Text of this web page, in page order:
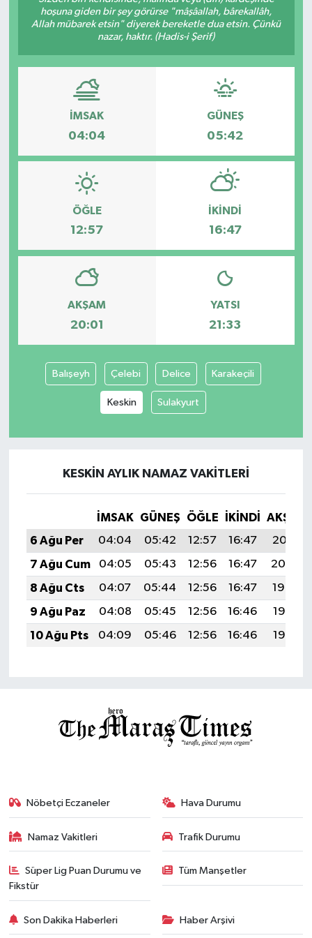
hoşuna giden bir şey görürse "mâşâallah, bârekallâh,
Allah mübarek etsin" diyerek bereketle dua etsin. Çünkü
nazar, haktır. (Hadis-i Şerif)
İMSAK
04:04
GÜNEŞ
05:42
ÖĞLE
12:57
İKINDI
16:47
AKŞAM
20:01
YATSI
21:33
Balışeyh Çelebi Delice Karakeçili
Keskin Sulakyurt
KESKIN AYLIK NAMAZ VAKITLERI
İMSAK GÜNEŞ ÖĞLE İKINDI
AKŞAM
6 Ağu Per
04:04 05:42 12:57 16:47
20:01
7 Ağu Cum
04:05 05:43 12:56 16:47
20:00
8 Ağu Cts
04:07 05:44 12:56 16:47
19:59
9 Ağu Paz
04:08 05:45 12:56 16:46
19:58
10 Ağu Pts
04:09 05:46 12:56 16:46 19:56
Nöbetçi Eczaneler Hava Durumu
Namaz Vakitleri Trafik Durumu
Süper Lig Puan Durumu ve
Fikstür
Tüm Manşetler
Son Dakika Haberleri Haber Arşivi
KÜLTÜR&SANAT
SAĞLIK
SİVİL TOPLUM
SOSYAL YAŞAM
ULUSAL HABERLER